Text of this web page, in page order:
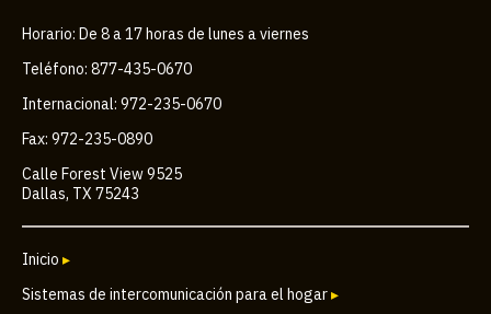
Horario: De 8 a 17 horas de lunes a viernes
Teléfono: 877-435-0670
Internacional: 972-235-0670
Fax: 972-235-0890
Calle Forest View 9525
Dallas, TX 75243
Inicio ▸
Sistemas de intercomunicación para el hogar▸